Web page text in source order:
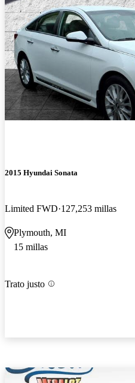
2015 Hyundai Sonata
Limited FWD 127,253 millas
Plymouth, MI
15 millas
Trato justo